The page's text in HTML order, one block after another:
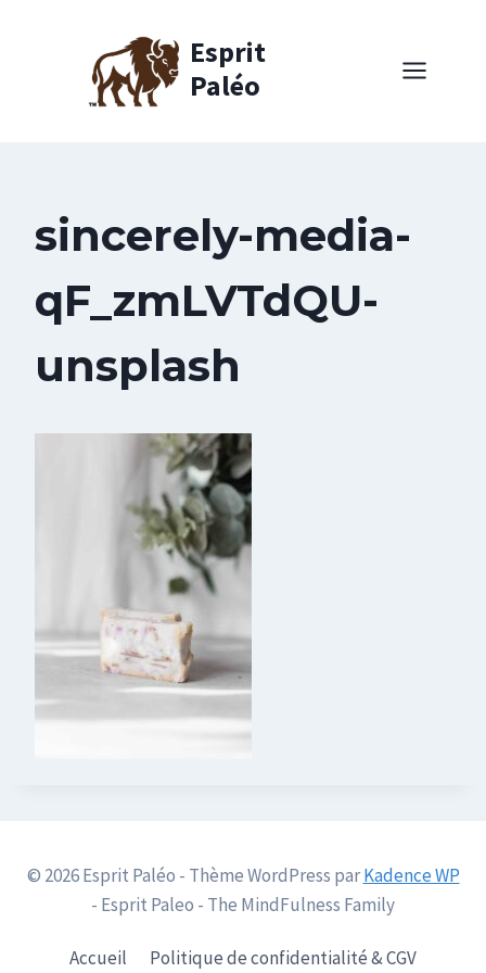
Esprit
Paléo
sincerely-media-
qF_zmLVTdQU-
unsplash
© 2026 Esprit Paléo - Thème WordPress parKadence WP
- Esprit Paleo - The MindFulness Family
Accueil Politique de confidentialité & CGV